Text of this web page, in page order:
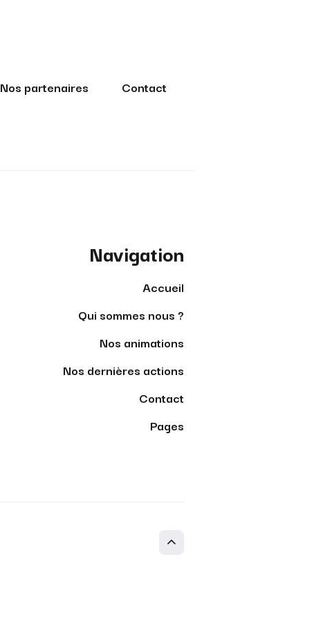
Nos partenaires Contact
Navigation
Accueil
Qui sommes nous ?
Nos animations
Nos dernières actions
Contact
Pages